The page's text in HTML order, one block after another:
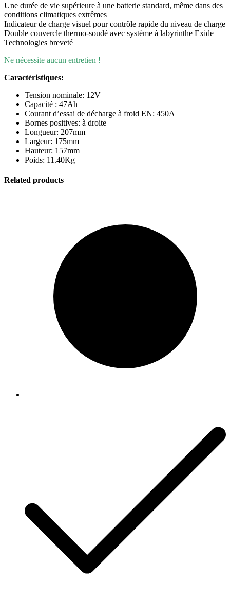
Une durée de vie supérieure à une batterie standard, même dans des
conditions climatiques extrêmes
Indicateur de charge visuel pour contrôle rapide du niveau de charge
Double couvercle thermo-soudé avec système à labyrinthe Exide
Technologies breveté
Ne nécessite aucun entretien !
Caractéristiques:
Tension nominale: 12V
Capacité : 47Ah
Courant d’essai de décharge à froid EN: 450A
Bornes positives: à droite
Longueur: 207mm
Largeur: 175mm
Hauteur: 157mm
Poids: 11.40Kg
Related products